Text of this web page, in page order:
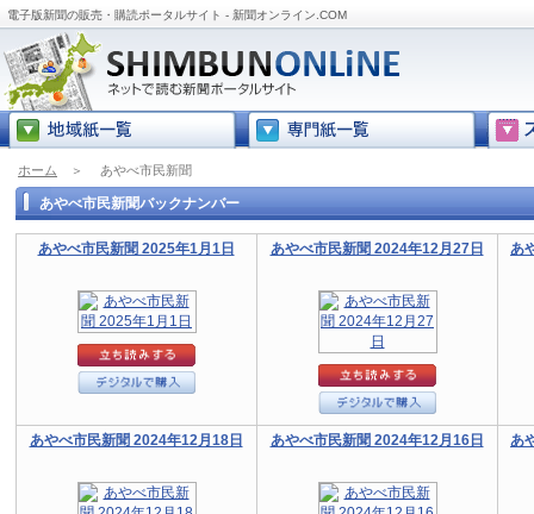
電子版新聞の販売・購読ポータルサイト - 新聞オンライン.COM
ホーム ＞ あやべ市民新聞
あやべ市民新聞バックナンバー
あやべ市民新聞 2025年1月1日 あやべ市民新聞 2024年12月27日 あ
あやべ市民新聞 2024年12月18日 あやべ市民新聞 2024年12月16日 あ